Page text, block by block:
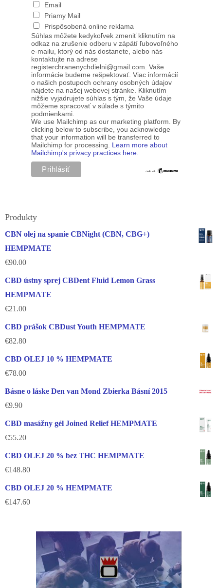
Email
Priamy Mail
Prispôsobená online reklama
Súhlas môžete kedykoľvek zmeniť kliknutím na
odkaz na zrušenie odberu v zápätí ľubovoľného
e-mailu, ktorý od nás dostanete, alebo nás
kontaktujte na adrese
registerchranenychdielni@gmail.com. Vaše
informácie budeme rešpektovať. Viac informácií
o našich postupoch ochrany osobných údajov
nájdete na našej webovej stránke. Kliknutím
nižšie vyjadrujete súhlas s tým, že Vaše údaje
môžeme spracovať v súlade s týmito
podmienkami.
We use Mailchimp as our marketing platform. By
clicking below to subscribe, you acknowledge
that your information will be transferred to
Mailchimp for processing. Learn more about
Mailchimp's privacy practices here.
Produkty
CBN olej na spanie CBNight (CBN, CBG+)
HEMPMATE
€90.00
CBD ústny sprej CBDent Fluid Lemon Grass
HEMPMATE
€21.00
CBD prášok CBDust Youth HEMPMATE
€82.80
CBD OLEJ 10 % HEMPMATE
€78.00
Básne o láske Den van Mond Zbierka Básní 2015
€9.90
CBD masážny gél Joined Relief HEMPMATE
€55.20
CBD OLEJ 20 % bez THC HEMPMATE
€148.80
CBD OLEJ 20 % HEMPMATE
€147.60